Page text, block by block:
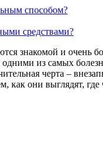
способом?
средствами?
знакомой и очень
из самых
черта –
как они выглядят,